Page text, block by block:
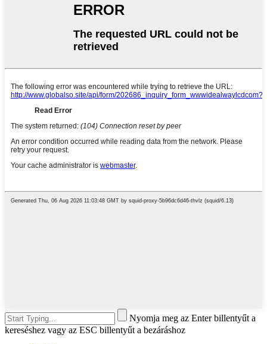
Nyomja meg az Enter billentyűt a
kereséshez vagy az ESC billentyűt a bezáráshoz